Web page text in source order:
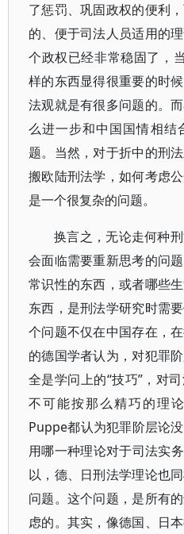
了惩罚、巩固政权的便利
的、便于司法人员适用的
个政权已经非常稳固了，
样的东西显得很重要的时
法观就是有很多问题的。
么进一步和中国国情相结
题。当然，对于折中的刑
搬欧陆刑法学，如何考虑
是一个很复杂的问题。
换言之，无论走何种
会面临需要重新思考的问
常识性的东西，或者哪些
东西，是刑法学研究时需
个问题不仅在中国存在，
的德国学者认为，对犯罪
全是学问上的“技巧”，对
不可能按那么精巧的理
Puppe都认为犯罪阶层论
用哪一种理论对于司法实
以，德、日刑法学理论也
问题。这个问题，是所有
虑的。其实，像德国、日